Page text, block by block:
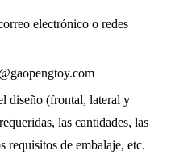
electrónico o redes
diseño (frontal, lateral y
las cantidades, las
requisitos de embalaje, etc.